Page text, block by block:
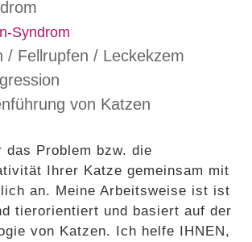
Syndrom
/ Fellrupfen / Leckekzem
von Katzen
das Problem bzw. die
Ihrer Katze gemeinsam mit
an. Meine Arbeitsweise ist ist
tierorientiert und basiert auf der
von Katzen. Ich helfe IHNEN,